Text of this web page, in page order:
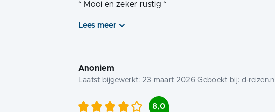
“ Mooi en zeker rustig “
Lees meer
Anoniem
Laatst bijgewerkt: 23 maart 2026 Geboekt bij: d-reizen.nl
8,0